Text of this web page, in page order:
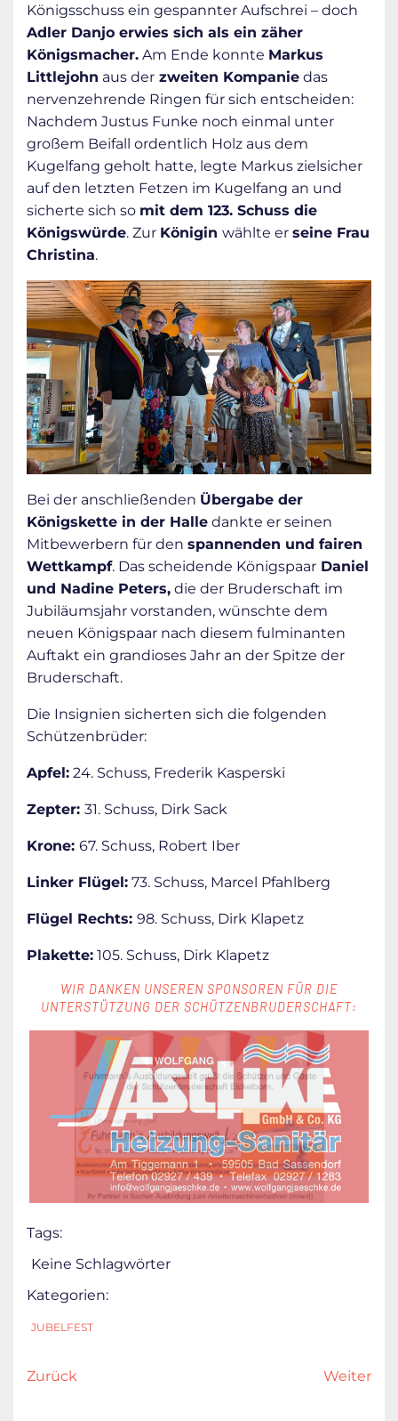
Königsschuss ein gespannter Aufschrei – doch
Adler Danjo erwies sich als ein zäher
Königsmacher. Am Ende konnte Markus
Littlejohn aus der zweiten Kompanie das
nervenzehrende Ringen für sich entscheiden:
Nachdem Justus Funke noch einmal unter
großem Beifall ordentlich Holz aus dem
Kugelfang geholt hatte, legte Markus zielsicher
auf den letzten Fetzen im Kugelfang an und
sicherte sich so mit dem 123. Schuss die
Königswürde. Zur Königin wählte er seine Frau
Christina.
Bei der anschließenden Übergabe der
Königskette in der Halle dankte er seinen
Mitbewerbern für den spannenden und fairen
Wettkampf. Das scheidende Königspaar Daniel
und Nadine Peters, die der Bruderschaft im
Jubiläumsjahr vorstanden, wünschte dem
neuen Königspaar nach diesem fulminanten
Auftakt ein grandioses Jahr an der Spitze der
Bruderschaft.
Die Insignien sicherten sich die folgenden
Schützenbrüder:
Apfel: 24. Schuss, Frederik Kasperski
Zepter: 31. Schuss, Dirk Sack
Krone: 67. Schuss, Robert Iber
Linker Flügel: 73. Schuss, Marcel Pfahlberg
Flügel Rechts: 98. Schuss, Dirk Klapetz
Plakette: 105. Schuss, Dirk Klapetz
WIR DANKEN UNSEREN SPONSOREN FÜR DIE
UNTERSTÜTZUNG DER SCHÜTZENBRUDERSCHAFT:
Tags:
Keine Schlagwörter
Kategorien:
JUBELFEST
Zurück Weiter